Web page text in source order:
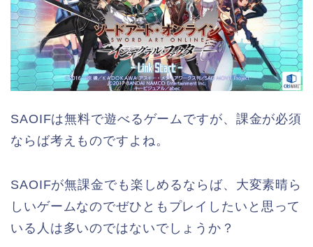
SAOIFは無料で遊べるゲームですが、課金が必須
ならば考えものですよね。
SAOIFが無課金でも楽しめるならば、大変素晴ら
しいゲームなのでぜひともプレイしたいと思って
いる人は多いのではないでしょうか？